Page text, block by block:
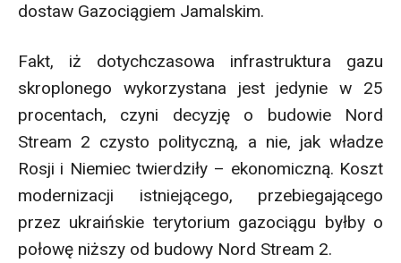
dostaw Gazociągiem Jamalskim.
Fakt, iż dotychczasowa infrastruktura gazu
skroplonego wykorzystana jest jedynie w 25
procentach, czyni decyzję o budowie Nord
Stream 2 czysto polityczną, a nie, jak władze
Rosji i Niemiec twierdziły – ekonomiczną. Koszt
modernizacji istniejącego, przebiegającego
przez ukraińskie terytorium gazociągu byłby o
połowę niższy od budowy Nord Stream 2.